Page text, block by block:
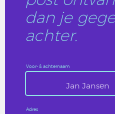
dan je
achter.
Voor- & achternaam
Adres